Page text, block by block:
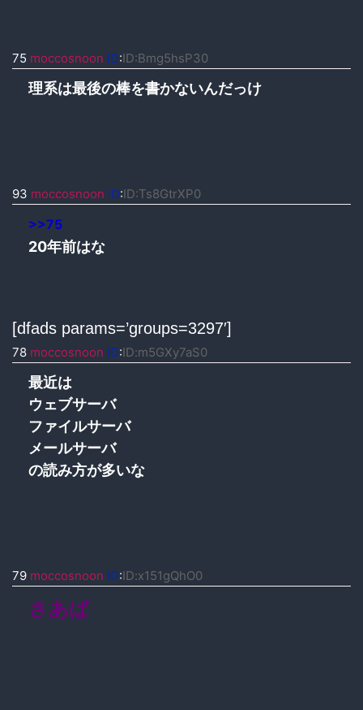
75 moccosnoon ID:ID:Bmg5hsP30
理系は最後の棒を書かないんだっけ
93 moccosnoon ID:ID:Ts8GtrXP0
>>75
20年前はな
[dfads params=’groups=3297′]
78 moccosnoon ID:ID:m5GXy7aS0
最近は
ウェブサーバ
ファイルサーバ
メールサーバ
の読み方が多いな
79 moccosnoon ID:ID:x151gQhO0
さあば